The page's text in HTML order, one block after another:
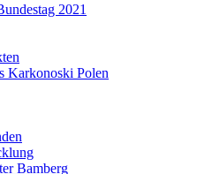
2021
Karkonoski Polen
Bamberg